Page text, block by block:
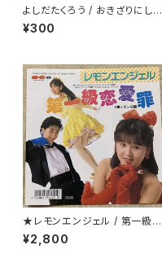
よしだたくろう / おきざりにした
悲しみは
¥300
★レモンエンジェル / 第一級恋
愛罪
¥2,800